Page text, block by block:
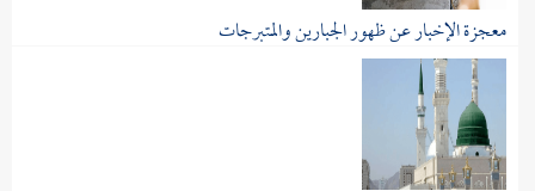
معجزة الإخبار عن ظهور الجبارين والمتبرجات
تعتبر معجزات النبوية من أهم دلائل النبوة...